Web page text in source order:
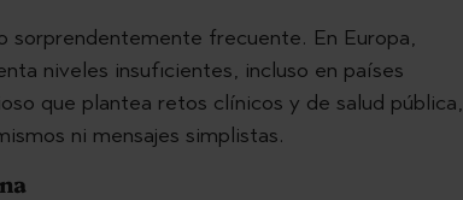
sorprendentemente frecuente. En Europa,
niveles insuficientes, incluso en países
que plantea retos clínicos y de salud pública,
ni mensajes simplistas.